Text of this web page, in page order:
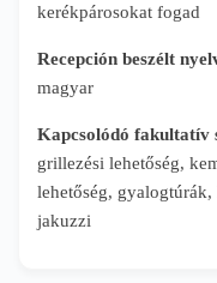
kerékpárosokat fogad
Recepción beszélt
magyar
Kapcsolódó fakultatív
grillezési lehetőség,
lehetőség,
jakuzzi